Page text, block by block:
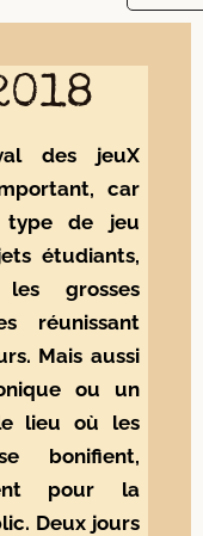
des jeuX
car
type de jeu
étudiants,
grosses
réunissant
Mais aussi
ou un
lieu où les
bonifient,
pour la
Deux jours